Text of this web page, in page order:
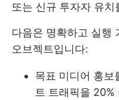
또는 신규 투자자 유
다음은 명확하고 실행
오브젝트입니다:
목표 미디어 홍보
트 트래픽을 20%